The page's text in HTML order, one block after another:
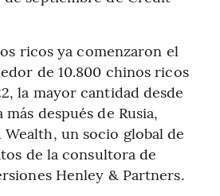
ricos ya comenzaron el
de 10.800 chinos ricos
la mayor cantidad desde
más después de Rusia,
un socio global de
de la consultora de
Henley & Partners.